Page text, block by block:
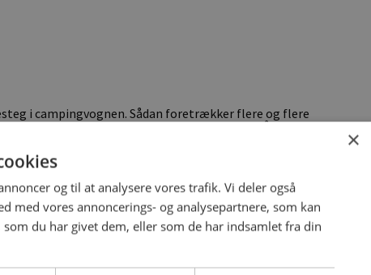
i campingvognen. Sådan foretrækker flere og flere
Flere campingpladser holder vinteråbent og i
for danskere med husvogn.
Vi hører fra vores medlemmer, at mange familier
i campingvognen, siger formand for
af de helårscampingpladser, som også holder åbent
×
og til at analysere vores trafik. Vi deler også
med vores annoncerings- og analysepartnere, som kan
du har givet dem, eller som de har indsamlet fra din